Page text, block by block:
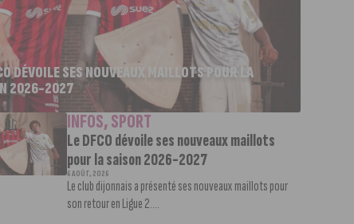
DÉVOILE SES NOUVEAUX MAILLOTS POUR LA
2026-2027
INFOS,SPORT
Le DFCO dévoile ses nouveaux maillots
pour la saison 2026-2027
6 AOÛT, 2026
Le club dijonnais a présenté ses nouveaux maillots pour
son retour en Ligue 2....